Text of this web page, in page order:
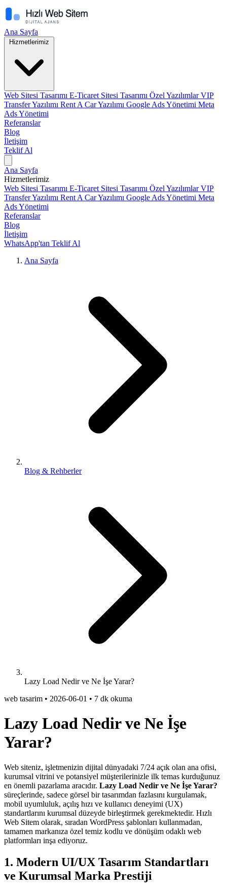
Ana Sayfa
Hizmetlerimiz
Web Sitesi Tasarımı E-Ticaret Sitesi Tasarımı Özel YazılımlarVIP
Transfer Yazılımı Rent A Car Yazılımı Google Ads Yönetimi Meta
Ads Yönetimi
Referanslar
Blog
İletişim
Teklif Al
Ana Sayfa
Hizmetlerimiz
Web Sitesi Tasarımı E-Ticaret Sitesi Tasarımı Özel YazılımlarVIP
Transfer Yazılımı Rent A Car Yazılımı Google Ads Yönetimi Meta
Ads Yönetimi
Referanslar
Blog
İletişim
WhatsApp'tan Teklif Al
Ana Sayfa
Blog & Rehberler
Lazy Load Nedir ve Ne İşe Yarar?
web tasarim • 2026-06-01 • 7 dk okuma
Lazy Load Nedir ve Ne İşe
Yarar?
Web siteniz, işletmenizin dijital dünyadaki 7/24 açık olan ana ofisi,
kurumsal vitrini ve potansiyel müşterilerinizle ilk temas kurduğunuz
en önemli pazarlama aracıdır. Lazy Load Nedir ve Ne İşe Yarar?
süreçlerinde, sadece görsel bir tasarımdan fazlasını kurgulamak,
mobil uyumluluk, açılış hızı ve kullanıcı deneyimi (UX)
standartlarını kurumsal düzeyde birleştirmek gerekmektedir. Hızlı
Web Sitem olarak, sıradan WordPress şablonları kullanmadan,
tamamen markanıza özel temiz kodlu ve dönüşüm odaklı web
platformları inşa ediyoruz.
1. Modern UI/UX Tasarım Standartları
ve Kurumsal Marka Prestiji